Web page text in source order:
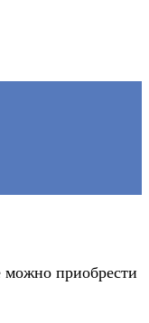
можно приобрести